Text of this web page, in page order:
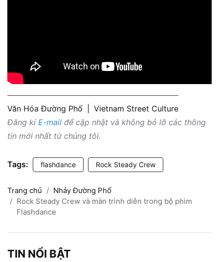
Văn Hóa Đường Phố
Vietnam Street Culture
Đăng kí E-mail để cập nhật và không bỏ lỡ các thông
tin mới nhất từ chúng tôi.
Tags: flashdance Rock Steady Crew
Trang chủ
Nhảy Đường Phố
Rock Steady Crew và màn trình diễn trong bộ phim
Flashdance
TIN NỔI BẬT